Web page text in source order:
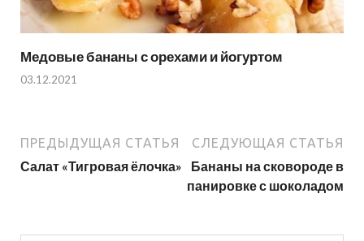
Медовые бананы с орехами и йогуртом
03.12.2021
ПРЕДЫДУЩАЯ СТАТЬЯ
Салат «Тигровая ёлочка»
СЛЕДУЮЩАЯ СТАТЬЯ
Бананы на сковороде в
панировке с шоколадом